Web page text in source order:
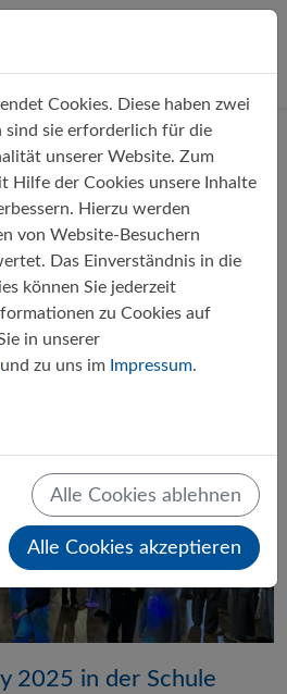
springen
3 nächste
2025 in der Schule
Cookies. Diese haben zwei
sind sie erforderlich für die
unserer Website. Zum
Hilfe der Cookies unsere Inhalte
Hierzu werden
von Website-Besuchern
Das Einverständnis in die
können Sie jederzeit
zu Cookies auf
in unserer
und zu uns im Impressum.
Alle Cookies ablehnen
Alle Cookies akzeptieren